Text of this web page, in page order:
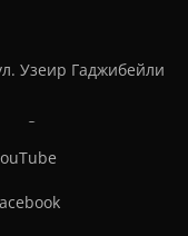
Узеир Гаджибейли